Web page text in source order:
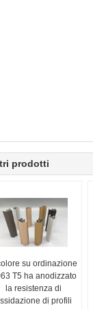
prodotti
su ordinazione
T5 ha anodizzato
la resistenza di
di profili